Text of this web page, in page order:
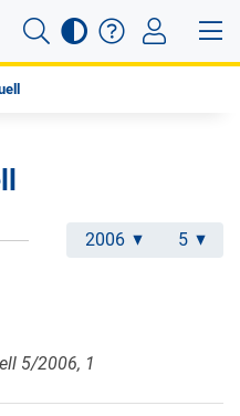
2006 5
5/2006, 1